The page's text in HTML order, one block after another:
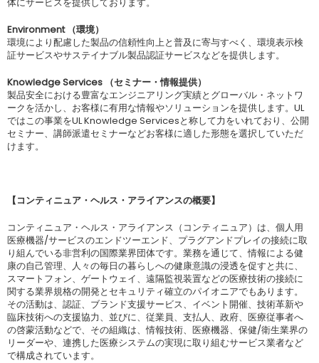
Environment （環境）
環境により配慮した製品の信頼性向上と普及に寄与すべく、環境表示検
証サービスやサステイナブル製品認証サービスなどを提供します。
Knowledge Services （セミナー・情報提供）
製品安全における豊富なエンジニアリング実績とグローバル・ネットワ
ークを活かし、お客様に有用な情報やソリューションを提供します。UL
ではこの事業をUL Knowledge Servicesと称して力をいれており、公開
セミナー、講師派遣セミナーなどお客様に適した形態を選択していただ
けます。
【コンティニュア・ヘルス・アライアンスの概要】
コンティニュア・ヘルス・アライアンス（コンティニュア）は、個人用
医療機器/サービスのエンドツーエンド、プラグアンドプレイの接続に取
り組んでいる非営利の国際業界団体です。業務を通じて、情報による健
康の自己管理、人々の毎日の暮らしへの健康意識の浸透を促すと共に、
スマートフォン、ゲートウェイ、遠隔監視装置などの医療技術の接続に
関する業界規格の開発とセキュリティ確立のパイオニアでもあります。
その活動は、認証、ブランド支援サービス、イベント開催、技術革新や
臨床技術への支援協力、並びに、従業員、支払人、政府、医療従事者へ
の啓蒙活動などで、その組織は、情報技術、医療機器、保健/衛生業界の
リーダーや、連携した医療システムの実現に取り組むサービス業者など
で構成されています。